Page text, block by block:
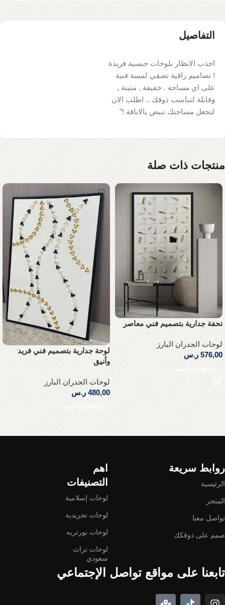
التفاصيل
اجذب الانظار بلوحات جبسية فريدة
! تصاميم راقية تضفي لمسة فنية
على اي مساحة . خفيفة , متينة ,
وقابلة لتناسب ذوقك .. اطلب الان
لتجعل مساحتك تنبض بالاناقة !”
منتجات ذات صلة
تحفة جدارية بتصميم فني معاصر
لوحات الجدران البارز
576,00 ر.س
إضافة إلى السلة
لوحة جدارية بتصميم فني فريد
وأنيق
لوحات الجدران البارز
480,00 ر.س
إضافة إلى السلة
Read More
روابط سريعة
الرئيسية
المتجر
تواصل معنا
صمم على ذوقكك
اهم
التصنيفات
لوحات إسلامية
لوحات تجريدية
لوحات بورتريه
لوحات تراث
سعودي
تابعنا على مواقع تواصل الإجتماعي